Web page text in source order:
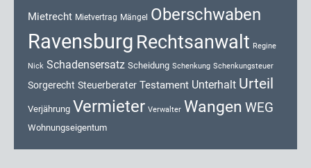
Mietrecht Mietvertrag Mängel Oberschwaben
Ravensburg Rechtsanwalt Regine
Nick Schadensersatz Scheidung Schenkung Schenkungsteuer
Sorgerecht Steuerberater Testament Unterhalt Urteil
Verjährung Vermieter Verwalter Wangen WEG
Wohnungseigentum